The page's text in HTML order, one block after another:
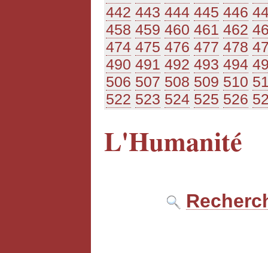
442 443 444 445 446
458 459 460 461 462
474 475 476 477 478
490 491 492 493 494
506 507 508 509 510
522 523 524 525 526
L'Humanité